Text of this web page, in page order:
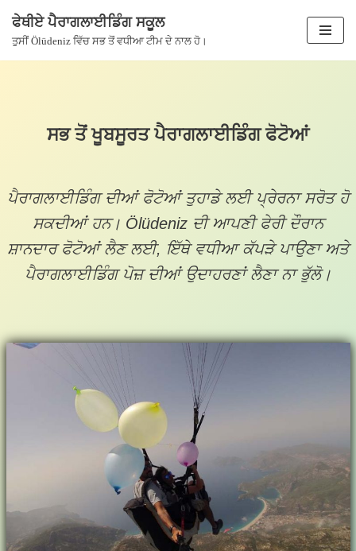
ਸਮੱਗਰੀ
'ਤੇ
ਫੇਥੀਏ ਪੈਰਾਗਲਾਈਡਿੰਗ ਸਕੂਲ
ਤੁਸੀਂ Ölüdeniz ਵਿੱਚ ਸਭ ਤੋਂ ਵਧੀਆ ਟੀਮ ਦੇ ਨਾਲ ਹੋ।
ਸਭ ਤੋਂ ਖੂਬਸੂਰਤ ਪੈਰਾਗਲਾਈਡਿੰਗ ਫੋਟੋਆਂ
ਪੈਰਾਗਲਾਈਡਿੰਗ ਦੀਆਂ ਫੋਟੋਆਂ ਤੁਹਾਡੇ ਲਈ ਪ੍ਰੇਰਨਾ ਸਰੋਤ ਹੋ
ਸਕਦੀਆਂ ਹਨ। Ölüdeniz ਦੀ ਆਪਣੀ ਫੇਰੀ ਦੌਰਾਨ
ਸ਼ਾਨਦਾਰ ਫੋਟੋਆਂ ਲੈਣ ਲਈ, ਇੱਥੇ ਵਧੀਆ ਕੱਪੜੇ ਪਾਉਣਾ ਅਤੇ
ਪੈਰਾਗਲਾਈਡਿੰਗ ਪੋਜ਼ ਦੀਆਂ ਉਦਾਹਰਣਾਂ ਲੈਣਾ ਨਾ ਭੁੱਲੋ।